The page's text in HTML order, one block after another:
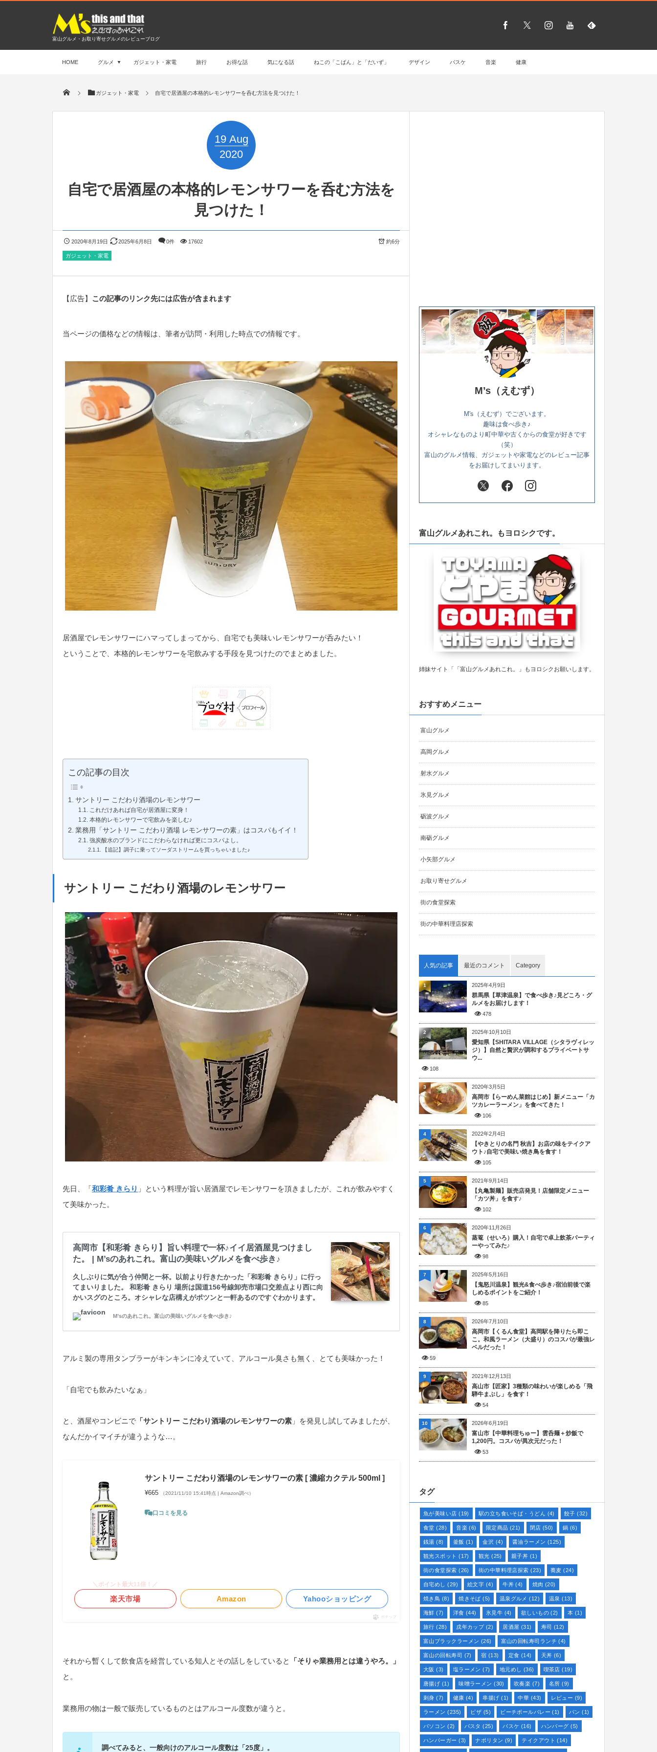
富山グルメ・お取り寄せグルメのレビューブログ
HOME グルメ ガジェット・家電 旅行 お得な話 気になる話 ねこの「こばん」と「だいず」 デザイン バスケ 音楽 健康
ガジェット・家電 自宅で居酒屋の本格的レモンサワーを呑む方法を見つけた！
19 Aug
2020
自宅で居酒屋の本格的レモンサワーを呑む方法を
見つけた！
2020年8月19日 2025年6月8日 0件 17602 約6分
ガジェット・家電
【広告】 この記事のリンク先には広告が含まれます
当ページの価格などの情報は、筆者が訪問・利用した時点での情報です。
居酒屋でレモンサワーにハマってしまってから、自宅でも美味いレモンサワーが呑みたい！
ということで、本格的レモンサワーを宅飲みする手段を見つけたのでまとめました。
この記事の目次
サントリー こだわり酒場のレモンサワー
これだけあれば自宅が居酒屋に変身！
本格的レモンサワーで宅飲みを楽しむ♪
業務用「サントリー こだわり酒場 レモンサワーの素」はコスパもイイ！
強炭酸水のブランドにこだわらなければ更にコスパよし。
【追記】調子に乗ってソーダストリームを買っちゃいました♪
サントリー こだわり酒場のレモンサワー
先日、「和彩肴 きらり 」という料理が旨い居酒屋でレモンサワーを頂きましたが、これが飲みやすく
て美味かった。
高岡市【和彩肴 きらり】旨い料理で一杯♪イイ居酒屋見つけまし
た。 | M’sのあれこれ。富山の美味いグルメを食べ歩き♪
久しぶりに気が合う仲間と一杯。以前より行きたかった「和彩肴 きらり」に行っ
てまいりました。 和彩肴 きらり 場所は国道156号線卸売市場口交差点より西に向
かいスグのところ。オシャレな店構えがポツンと一軒あるのですぐわかります。
駐車場は9台
M’sのあれこれ。富山の美味いグルメを食べ歩き♪
アルミ製の専用タンブラーがキンキンに冷えていて、アルコール臭さも無く、とても美味かった！
「自宅でも飲みたいなぁ」
と、酒屋やコンビニで 「サントリー こだわり酒場のレモンサワーの素 」を発見し試してみましたが、
なんだかイマイチが違うような…。
サントリー こだわり酒場のレモンサワーの素 [ 濃縮カクテル 500ml ]
¥665 （2021/11/10 15:41時点 | Amazon調べ）
口コミを見る
Amazon
＼ポイント最大11倍！／
楽天市場 Yahooショッピング
ポチップ
それから暫くして飲食店を経営している知人とその話しをしていると
「そりゃ業務用とは違うやろ。」
と。
業務用の物は一般で販売しているものとはアルコール度数が違うと。
調べてみると、一般向けのアルコール度数は「25度」。
M’s（えむず）
M's（えむず）でございます。
趣味は食べ歩き♪
オシャレなものより町中華や古くからの食堂が好きです
（笑）
富山のグルメ情報、ガジェットや家電などのレビュー記事
をお届けしてまいります。
富山グルメあれこれ。もヨロシクです。
姉妹サイト「「富山グルメあれこれ。」もヨロシクお願いします。
おすすめメニュー
富山グルメ
高岡グルメ
射水グルメ
氷見グルメ
砺波グルメ
南砺グルメ
小矢部グルメ
お取り寄せグルメ
街の食堂探索
街の中華料理店探索
人気の記事 最近のコメント Category
2025年4月9日
群馬県【草津温泉】で食べ歩き♪見どころ・グ
ルメをお届けします！
478
1
2025年10月10日
愛知県【SHITARA VILLAGE（シタラヴィレッ
ジ）】自然と贅沢が調和するプライベートサ
ウ...
108
2
2020年3月5日
高岡市【らーめん菜館はじめ】新メニュー「カ
ツカレーラーメン」を食べてきた！
106
3
2022年2月4日
【やきとりの名門 秋吉】お店の味をテイクア
ウト♪自宅で美味い焼き鳥を食す！
105
4
2021年9月14日
【丸亀製麺】販売店発見！店舗限定メニュー
「カツ丼」を食す♪
102
5
2020年11月26日
蒸篭（せいろ）購入！自宅で卓上飲茶パーティ
ーやってみた♪
98
6
2025年5月16日
【鬼怒川温泉】観光&食べ歩き♪宿泊前後で楽
しめるポイントをご紹介！
85
7
2026年7月10日
高岡市【くるん食堂】高岡駅を降りたら即こ
こ。和風ラーメン（大盛り）のコスパが最強レ
ベルだった！
59
8
2021年12月13日
高山市【匠家】3種類の味わいが楽しめる「飛
騨牛まぶし」を食す！
54
9
2026年6月19日
富山市【中華料理ちゅー】雲呑麺＋炒飯で
1,200円。コスパが異次元だった！
53
10
タグ
魚が美味い店 (19) 駅の立ち食いそば・うどん (4) 餃子 (32)
食堂 (28) 音楽 (6) 限定商品 (21) 閉店 (50) 鍋 (6)
銭湯 (8) 釜飯 (1) 金沢 (4) 醤油ラーメン (125)
観光スポット (17) 観光 (25) 親子丼 (1)
街の食堂探索 (26) 街の中華料理店探索 (23) 蕎麦 (24)
自宅めし (29) 絵文字 (4) 牛丼(4) 焼肉 (20)
焼き鳥 (8) 焼きそば (5) 温泉グルメ (12) 温泉 (13)
海鮮 (7) 洋食 (44) 氷見牛 (4) 欲しいもの (2) 本 (1)
旅行 (28) 戌年カップ(2) 居酒屋 (31) 寿司 (12)
富山ブラックラーメン (26) 富山の回転寿司ランチ (4)
富山の回転寿司 (7) 宿 (13) 定食 (14) 天丼 (6)
大阪 (3) 塩ラーメン (7) 地元めし (36) 喫茶店 (19)
唐揚げ (1) 味噌ラーメン (30) 吹奏楽 (7) 名所 (9)
刺身 (7) 健康 (4) 串揚げ (1) 中華 (43) レビュー (9)
ラーメン (235) ピザ (5) ビーチボールバレー (1) パン (1)
パソコン (2) パスタ (25) バスケ (16) ハンバーグ (5)
ハンバーガー (3) ナポリタン (9) テイクアウト (14)